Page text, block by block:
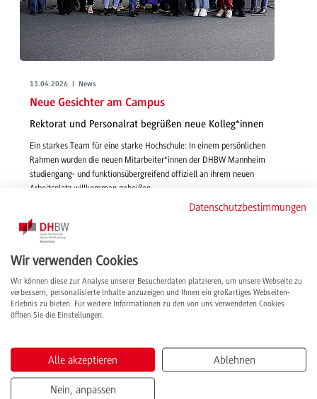
13.04.2026 | News
Neue Gesichter am Campus
Rektorat und Personalrat begrüßen neue Kolleg*innen
Ein starkes Team für eine starke Hochschule: In einem persönlichen
Rahmen wurden die neuen Mitarbeiter*innen der DHBW Mannheim
studiengang- und funktionsübergreifend offiziell an ihrem neuen
Arbeitsplatz willkommen geheißen.
Datenschutzbestimmungen
Wir verwenden Cookies
Wir können diese zur Analyse unserer Besucherdaten platzieren, um unsere Webseite zu
verbessern, personalisierte Inhalte anzuzeigen und Ihnen ein großartiges Webseiten-
Erlebnis zu bieten. Für weitere Informationen zu den von uns verwendeten Cookies
öffnen Sie die Einstellungen.
Alle akzeptieren Ablehnen
Nein, anpassen